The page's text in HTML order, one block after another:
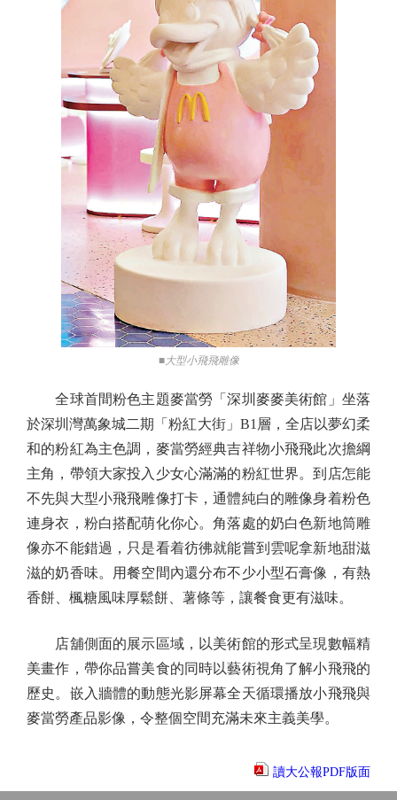
■大型小飛飛雕像
全球首間粉色主題麥當勞「深圳麥麥美術館」坐落
於深圳灣萬象城二期「粉紅大街」B1層，全店以夢幻柔
和的粉紅為主色調，麥當勞經典吉祥物小飛飛此次擔綱
主角，帶領大家投入少女心滿滿的粉紅世界。到店怎能
不先與大型小飛飛雕像打卡，通體純白的雕像身着粉色
連身衣，粉白搭配萌化你心。角落處的奶白色新地筒雕
像亦不能錯過，只是看着彷彿就能嘗到雲呢拿新地甜滋
滋的奶香味。用餐空間內還分布不少小型石膏像，有熱
香餅、楓糖風味厚鬆餅、薯條等，讓餐食更有滋味。
店舖側面的展示區域，以美術館的形式呈現數幅精
美畫作，帶你品嘗美食的同時以藝術視角了解小飛飛的
歷史。嵌入牆體的動態光影屏幕全天循環播放小飛飛與
麥當勞產品影像，令整個空間充滿未來主義美學。
讀大公報PDF版面